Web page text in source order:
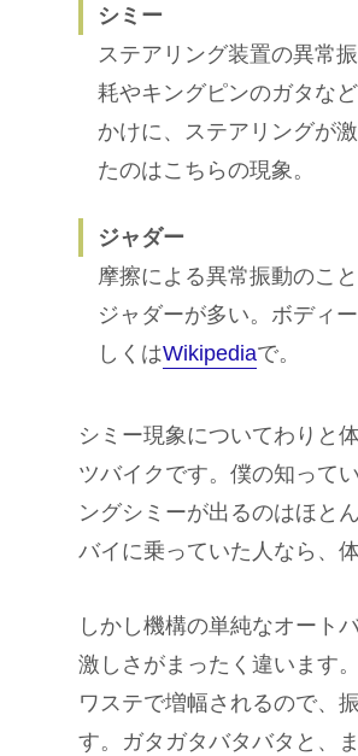
シミー
ステアリング装置の異常
耗やキングピンのガタな
かけに、ステアリングが
たのはこちらの現象。
ジャダー
摩擦による異常振動のこ
ジャダーが多い。ボディ
しくはWikipediaで。
シミー現象についてわりと
ツバイクです。僕の知って
ングシミーが出るのはほと
バイに乗っていた人なら、
しかし機構の単純なオート
激しさがまったく違います
ワステで増幅されるので、
す。ガタガタバタバタと、